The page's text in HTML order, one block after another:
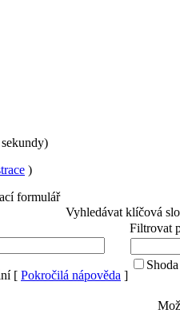
)
formulář
Vyhledávat klíčová
Filtrovat
[ Pokročilá nápověda ]